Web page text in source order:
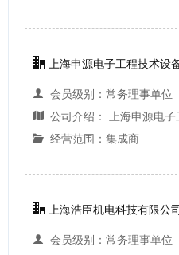
上海申源电子工程技术设
会员级别：常务理事单位
公司介绍： 上海申源电子工程技术设备有限公司是一家专门从事建筑智能化工程，销售出入口控制设备、电视监控设备、防盗
经营范围：集成商
上海浩臣机电科技有限公司
会员级别：常务理事单位